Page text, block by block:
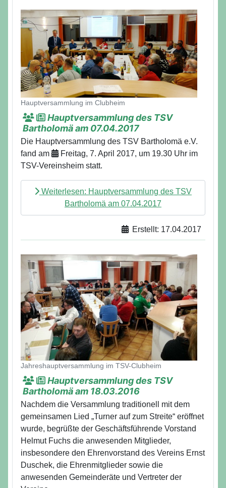
Details
Hauptversammlung im Clubheim
Hauptversammlung des TSV
Bartholomä am 07.04.2017
Die Hauptversammlung des TSV Bartholomä e.V.
fand am
Freitag, 7. April 2017, um 19.30 Uhr im
TSV-Vereinsheim statt.
Weiterlesen: Hauptversammlung des TSV
Bartholomä am 07.04.2017
Erstellt: 17.04.2017
Details
Jahreshauptversammlung im TSV-Clubheim
Hauptversammlung des TSV
Bartholomä am 18.03.2016
Nachdem die Versammlung traditionell mit dem
gemeinsamen Lied „Turner auf zum Streite“ eröffnet
wurde, begrüßte der Geschäftsführende Vorstand
Helmut Fuchs die anwesenden Mitglieder,
insbesondere den Ehrenvorstand des Vereins Ernst
Duschek, die Ehrenmitglieder sowie die
anwesenden Gemeinderäte und Vertreter der